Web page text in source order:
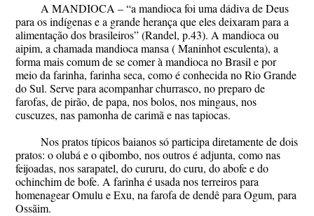
A MANDIOCA – “a mandioca foi uma dádiva de Deus
para os indígenas e a grande herança que eles deixaram para a
alimentação dos brasileiros” (Randel, p.43). A mandioca ou
aipim, a chamada mandioca mansa ( Maninhot esculenta), a
forma mais comum de se comer à mandioca no Brasil e por
meio da farinha, farinha seca, como é conhecida no Rio Grande
do Sul. Serve para acompanhar churrasco, no preparo de
farofas, de pirão, de papa, nos bolos, nos mingaus, nos
cuscuzes, nas pamonha de carimã e nas tapiocas.
Nos pratos típicos baianos só participa diretamente de dois
pratos: o olubá e o qibombo, nos outros é adjunta, como nas
feijoadas, nos sarapatel, do cururu, do curu, do abofe e do
ochinchim de bofe. A farinha é usada nos terreiros para
homenagear Omulu e Exu, na farofa de dendê para Ogum, para
Ossãim.